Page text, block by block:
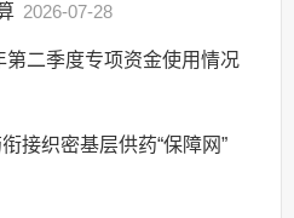
2026-07-28
二季度专项资金使用情况
接织密基层供药“保障网”